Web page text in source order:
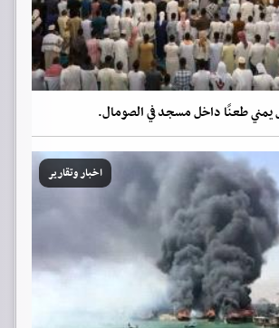
طعنًا داخل مسجد في الصومال.
اخبار وتقارير